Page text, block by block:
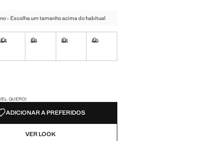
- Escolha um tamanho acima do habitual
34 36 38 40
QUERO!
ADICIONAR A PREFERIDOS
VER LOOK